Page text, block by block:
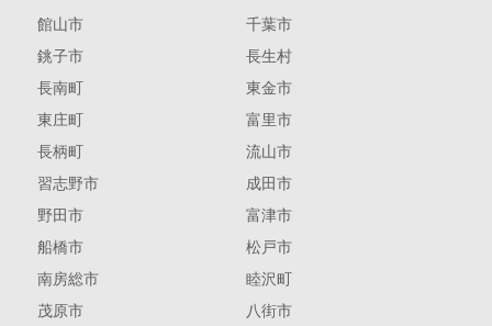
館山市
千葉市
銚子市
長生村
長南町
東金市
東庄町
富里市
長柄町
流山市
習志野市
成田市
野田市
富津市
船橋市
松戸市
南房総市
睦沢町
茂原市
八街市